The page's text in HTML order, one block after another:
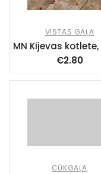
VISTAS GAĻA
€2.80
CŪKGAĻA